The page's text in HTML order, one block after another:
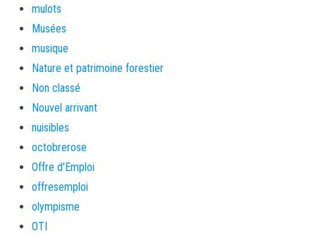
mulots
Musées
musique
Nature et patrimoine forestier
Non classé
Nouvel arrivant
nuisibles
octobrerose
Offre d'Emploi
offresemploi
olympisme
OTI